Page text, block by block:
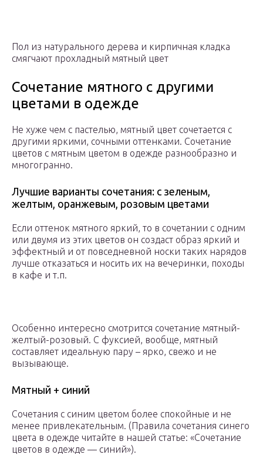
Пол из натурального дерева и кирпичная кладка
смягчают прохладный мятный цвет
Сочетание мятного с другими
цветами в одежде
Не хуже чем с пастелью, мятный цвет сочетается с
другими яркими, сочными оттенками. Сочетание
цветов с мятным цветом в одежде разнообразно и
многогранно.
Лучшие варианты сочетания: с зеленым,
желтым, оранжевым, розовым цветами
Если оттенок мятного яркий, то в сочетании с одним
или двумя из этих цветов он создаст образ яркий и
эффектный и от повседневной носки таких нарядов
лучше отказаться и носить их на вечеринки, походы
в кафе и т.п.
Особенно интересно смотрится сочетание мятный-
желтый-розовый. С фуксией, вообще, мятный
составляет идеальную пару – ярко, свежо и не
вызывающе.
Мятный + синий
Сочетания с синим цветом более спокойные и не
менее привлекательным. (Правила сочетания синего
цвета в одежде читайте в нашей статье: «Сочетание
цветов в одежде — синий»).